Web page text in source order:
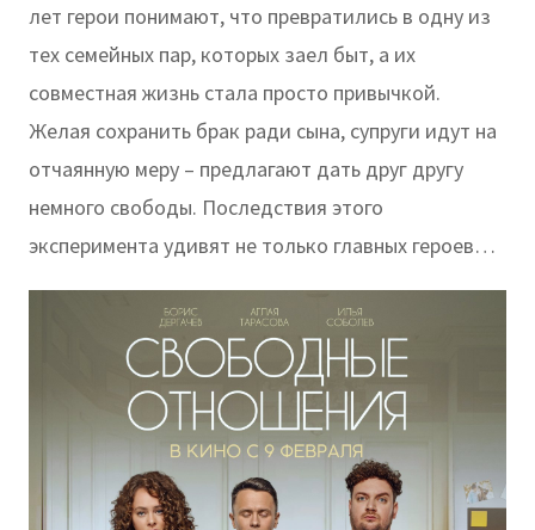
лет герои понимают, что превратились в одну из
тех семейных пар, которых заел быт, а их
совместная жизнь стала просто привычкой.
Желая сохранить брак ради сына, супруги идут на
отчаянную меру – предлагают дать друг другу
немного свободы. Последствия этого
эксперимента удивят не только главных героев…